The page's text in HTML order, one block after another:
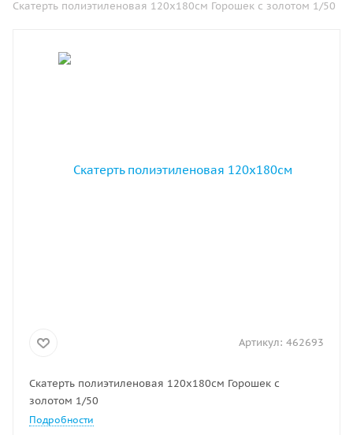
Скатерть полиэтиленовая 120х180см Горошек с золотом 1/50
Артикул: 462693
Скатерть полиэтиленовая 120х180см Горошек с
золотом 1/50
Подробности